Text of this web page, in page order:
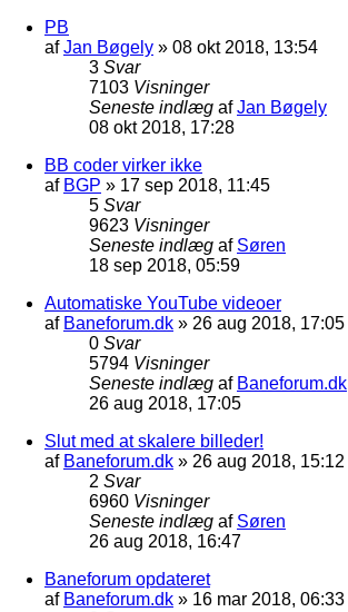
PB
afJan Bøgely » 08 okt 2018, 13:54
3 Svar
7103 Visninger
Seneste indlæg afJan Bøgely
08 okt 2018, 17:28
BB coder virker ikke
af BGP » 17 sep 2018, 11:45
5 Svar
9623 Visninger
Seneste indlæg af Søren
18 sep 2018, 05:59
Automatiske YouTube videoer
af Baneforum.dk » 26 aug 2018, 17:05
0 Svar
5794 Visninger
Seneste indlæg af Baneforum.dk
26 aug 2018, 17:05
Slut med at skalere billeder!
af Baneforum.dk » 26 aug 2018, 15:12
2 Svar
6960 Visninger
Seneste indlæg af Søren
26 aug 2018, 16:47
Baneforum opdateret
af Baneforum.dk » 16 mar 2018, 06:33